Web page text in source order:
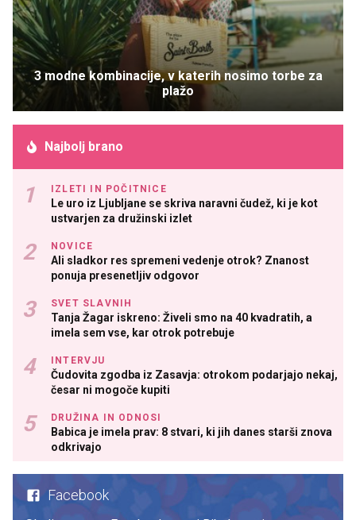
3 modne kombinacije, v katerih nosimo torbe za
plažo
Najbolj brano
IZLETI IN POČITNICE
Le uro iz Ljubljane se skriva naravni čudež, ki je kot
ustvarjen za družinski izlet
NOVICE
Ali sladkor res spremeni vedenje otrok? Znanost
ponuja presenetljiv odgovor
SVET SLAVNIH
Tanja Žagar iskreno: Živeli smo na 40 kvadratih, a
imela sem vse, kar otrok potrebuje
INTERVJU
Čudovita zgodba iz Zasavja: otrokom podarjajo nekaj,
česar ni mogoče kupiti
DRUŽINA IN ODNOSI
Babica je imela prav: 8 stvari, ki jih danes starši znova
odkrivajo
Facebook